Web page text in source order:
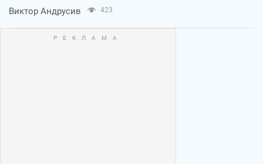
Виктор Андрусив 423